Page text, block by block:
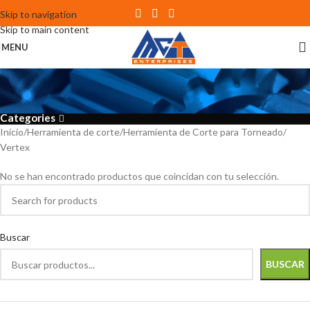
Skip to navigation
Skip to main content
MENU
Vertex
Categories
Buscar
BUSCAR
Inicio Herramienta de corte Herramienta de Corte para Torneado
Vertex
No se han encontrado productos que coincidan con tu selección.